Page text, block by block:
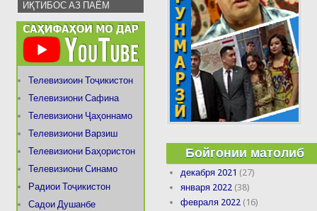
ИҚТИБОС АЗ ПАЁМ
Телевизиоин Тоҷикистон
Телевизиони Сафина
Телевизиони Ҷаҳоннамо
Телевизиони Варзиш
Телевизиони Баҳористон
Телевизиони Синамо
Радиои Тоҷикистон
Садои Душанбе
Бойгонии матолиб
декабря 2021 (27)
января 2022 (38)
февраля 2022 (16)